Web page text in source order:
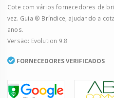
Cote com vários fornecedores de
vez. Guia ® Bríndice, ajudando a
anos.
Versão: Evolution 9.8
FORNECEDORES VERIFICADOS